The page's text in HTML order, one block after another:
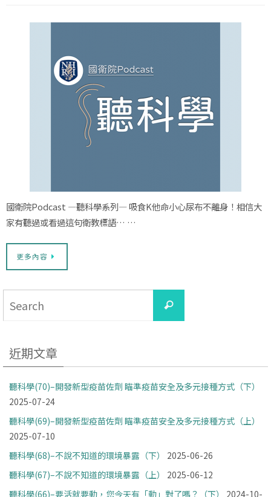
國衛院Podcast —聽科學系列— 吸食K他命小心尿布不離身！相信大
家有聽過或看過這句衛教標語… …
更多內容
Search
近期文章
聽科學(70)–開發新型疫苗佐劑 瞄準疫苗安全及多元接種方式（下）
2025-07-24
聽科學(69)–開發新型疫苗佐劑 瞄準疫苗安全及多元接種方式（上）
2025-07-10
聽科學(68)–不說不知道的環境暴露（下）
2025-06-26
聽科學(67)–不說不知道的環境暴露（上）
2025-06-12
聽科學(66)–要活就要動，您今天有「動」對了嗎？（下）
2024-10-